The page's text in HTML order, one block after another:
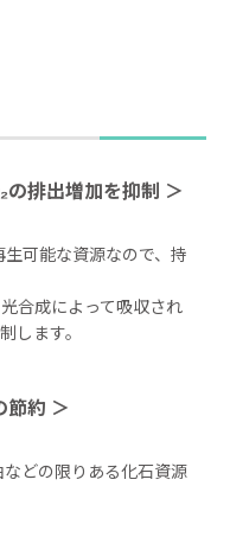
の排出増加を抑制 ＞
可能な資源なので、持
合成によって吸収され
します。
節約 ＞
どの限りある化石資源